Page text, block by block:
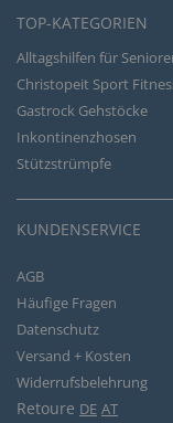
TOP-KATEGORIEN
Alltagshilfen für
Christopeit Sport
Gastrock Gehstöcke
Inkontinenzhosen
Stützstrümpfe
KUNDENSERVICE
AGB
Häufige Fragen
Datenschutz
Versand + Kosten
Widerrufsbelehrung
Retoure DE AT